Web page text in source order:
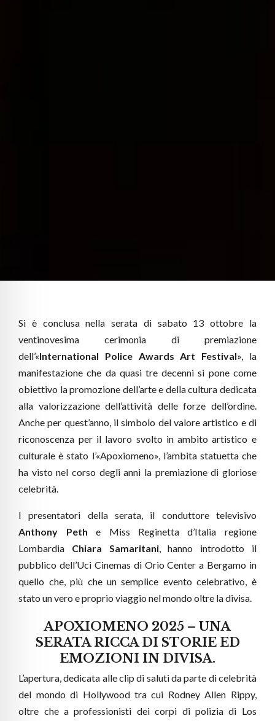
Si è conclusa nella serata di sabato 13 ottobre la
ventinovesima cerimonia di premiazione
dell’«International Police Awards Art Festival», la
manifestazione che da quasi tre decenni si pone come
obiettivo la promozione dell’arte e della cultura dedicata
alla valorizzazione dell’attività delle forze dell’ordine.
Anche per quest’anno, il simbolo del valore artistico e di
riconoscenza per il lavoro svolto in ambito artistico e
culturale è stato l’«Apoxiomeno», l’ambita statuetta che
ha visto nel corso degli anni la premiazione di gloriose
celebrità.
I presentatori della serata, il conduttore televisivo
Anthony Peth e Miss Reginetta d’Italia regione
Lombardia Chiara Samaritani, hanno introdotto il
pubblico dell’Uci Cinemas di Orio Center a Bergamo in
quello che, più che un semplice evento celebrativo, è
stato un vero e proprio viaggio nel mondo oltre la divisa.
APOXIOMENO 2025 – UNA
SERATA RICCA DI STORIE ED
EMOZIONI IN DIVISA.
L’apertura, dedicata alle clip di saluti da parte di celebrità
del mondo di Hollywood tra cui Rodney Allen Rippy,
oltre che a professionisti dei corpi di polizia di Los